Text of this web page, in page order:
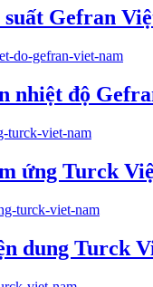
suất Gefran
nhiệt độ
ứng Turck
dung Turck